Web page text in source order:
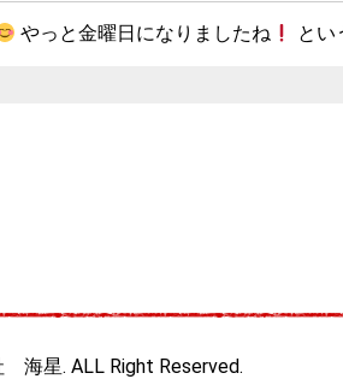
やっと金曜日になりましたね とい
星. ALL Right Reserved.